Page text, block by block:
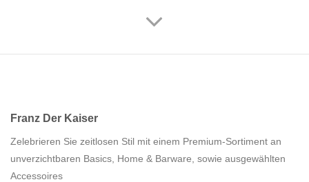
Franz Der Kaiser
Zelebrieren Sie zeitlosen Stil mit einem Premium-Sortiment an
unverzichtbaren Basics, Home & Barware, sowie ausgewählten
Accessoires